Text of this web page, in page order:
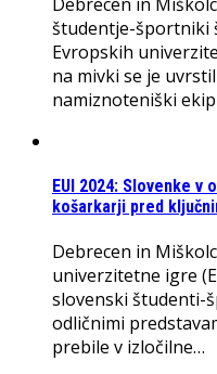
študentje-športniki
Evropskih
na mivki se je
namiznoteniški
EUI 2024: Slovenke v
košarkarji pred
Debrecen in
univerzitetne igre
slovenski študenti-
odličnimi
prebile v izločilne…